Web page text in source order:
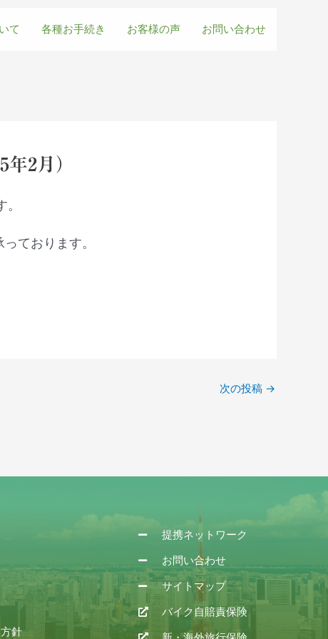
て 各種お手続き お客様の声 お問い合わせ
2月）
ております。
次の投稿 →
針
提携ネットワーク
お問い合わせ
サイトマップ
バイク自賠責保険